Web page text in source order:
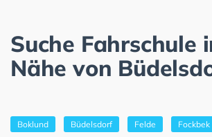
Suche Fahrschule
Nähe von
Boklund Büdelsdorf Felde Fockbek